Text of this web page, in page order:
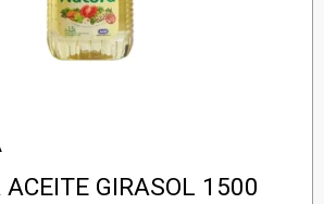
ACEITE GIRASOL 1500